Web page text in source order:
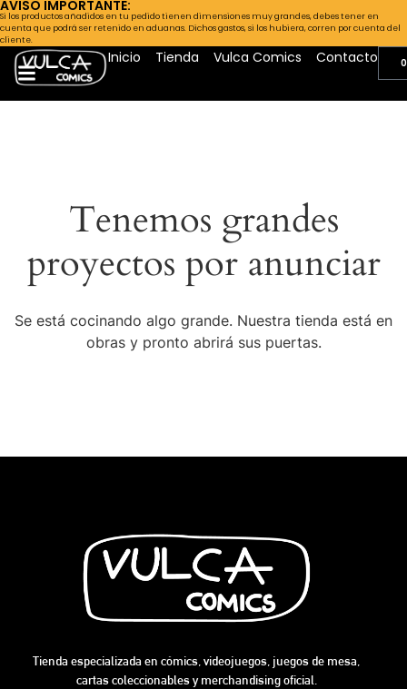
AVISO IMPORTANTE:
Si los productos añadidos en tu pedido tienen dimensiones muy grandes, debes tener en
cuenta que podrá ser retenido en aduanas. Dichos gastos, si los hubiera, corren por cuenta del
cliente.
Inicio Tienda Vulca Comics Contacto
Tenemos grandes
proyectos por anunciar
Se está cocinando algo grande. Nuestra tienda está en
obras y pronto abrirá sus puertas.
Tienda especializada en cómics, videojuegos, juegos de mesa,
cartas coleccionables y merchandising oficial.